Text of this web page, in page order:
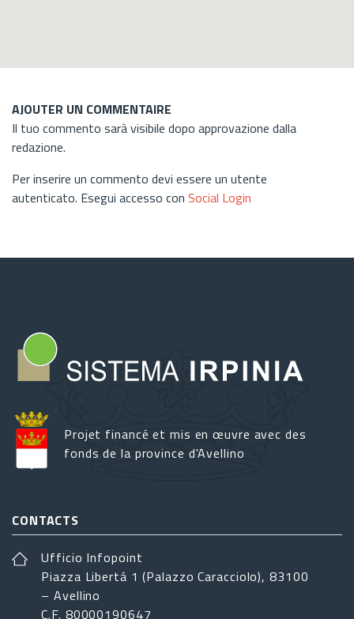
AJOUTER UN COMMENTAIRE
Il tuo commento sarà visibile dopo approvazione dalla
redazione.
Per inserire un commento devi essere un utente
autenticato. Esegui accesso con Social Login
Projet financé et mis en œuvre avec des
fonds de la province d'Avellino
CONTACTS
Ufficio Infopoint
Piazza Libertá 1 (Palazzo Caracciolo), 83100
– Avellino
C.F. 80000190647